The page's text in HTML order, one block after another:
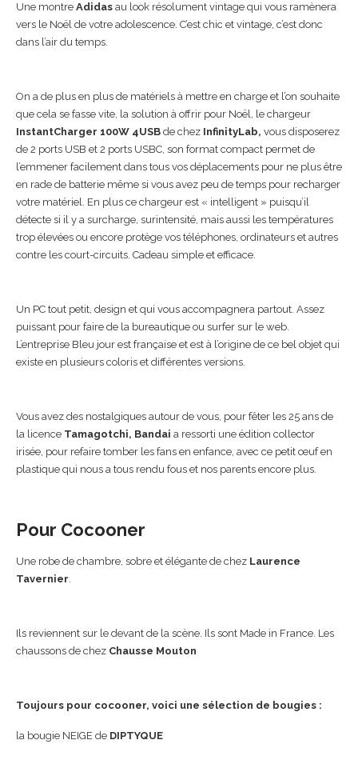
Une montre Adidas au look résolument vintage qui vous ramènera
vers le Noël de votre adolescence. C’est chic et vintage, c’est donc
dans l’air du temps.
On a de plus en plus de matériels à mettre en charge et l’on souhaite
que cela se fasse vite, la solution à offrir pour Noël, le chargeur
InstantCharger 100W 4USB de chez InfinityLab, vous disposerez
de 2 ports USB et 2 ports USBC, son format compact permet de
l’emmener facilement dans tous vos déplacements pour ne plus être
en rade de batterie même si vous avez peu de temps pour recharger
votre matériel. En plus ce chargeur est « intelligent » puisqu’il
détecte si il y a surcharge, surintensité, mais aussi les températures
trop élevées ou encore protège vos téléphones, ordinateurs et autres
contre les court-circuits. Cadeau simple et efficace.
Un PC tout petit, design et qui vous accompagnera partout. Assez
puissant pour faire de la bureautique ou surfer sur le web.
L’entreprise Bleu jour est française et est à l’origine de ce bel objet qui
existe en plusieurs coloris et différentes versions.
Vous avez des nostalgiques autour de vous, pour fêter les 25 ans de
la licence Tamagotchi, Bandai a ressorti une édition collector
irisée, pour refaire tomber les fans en enfance, avec ce petit œuf en
plastique qui nous a tous rendu fous et nos parents encore plus.
Pour Cocooner
Une robe de chambre, sobre et élégante de chez Laurence
Tavernier
Ils reviennent sur le devant de la scène. Ils sont Made in France. Les
chaussons de chez Chausse Mouton
Toujours pour cocooner, voici une sélection de bougies :
la bougie NEIGE de DIPTYQUE